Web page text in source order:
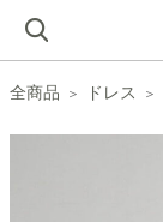
全商品 ドレス